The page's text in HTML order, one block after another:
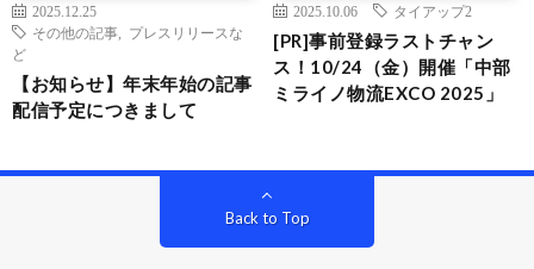
2025.12.25
その他の記事
プレスリリースな
ど
【お知らせ】年末年始の記事
配信予定につきまして
2025.10.06 タイアップ2
[PR]事前登録ラストチャン
ス！10/24（金）開催「中部
ミライノ物流EXCO 2025」
Back to Top